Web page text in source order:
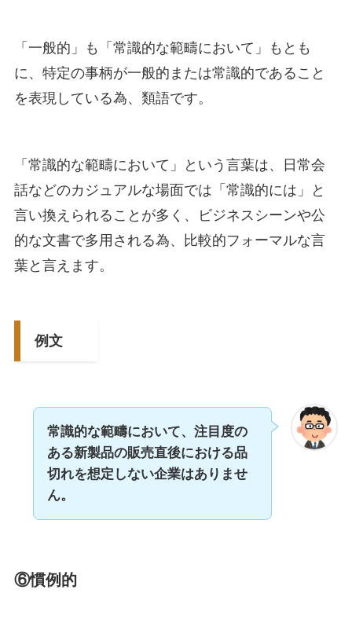
「一般的」も「常識的な範疇において」もとも
に、特定の事柄が一般的または常識的であること
を表現している為、類語です。
「常識的な範疇において」という言葉は、日常会
話などのカジュアルな場面では「常識的には」と
言い換えられることが多く、ビジネスシーンや公
的な文書で多用される為、比較的フォーマルな言
葉と言えます。
例文
常識的な範疇において、注目度の
ある新製品の販売直後における品
切れを想定しない企業はありませ
ん。
⑥慣例的